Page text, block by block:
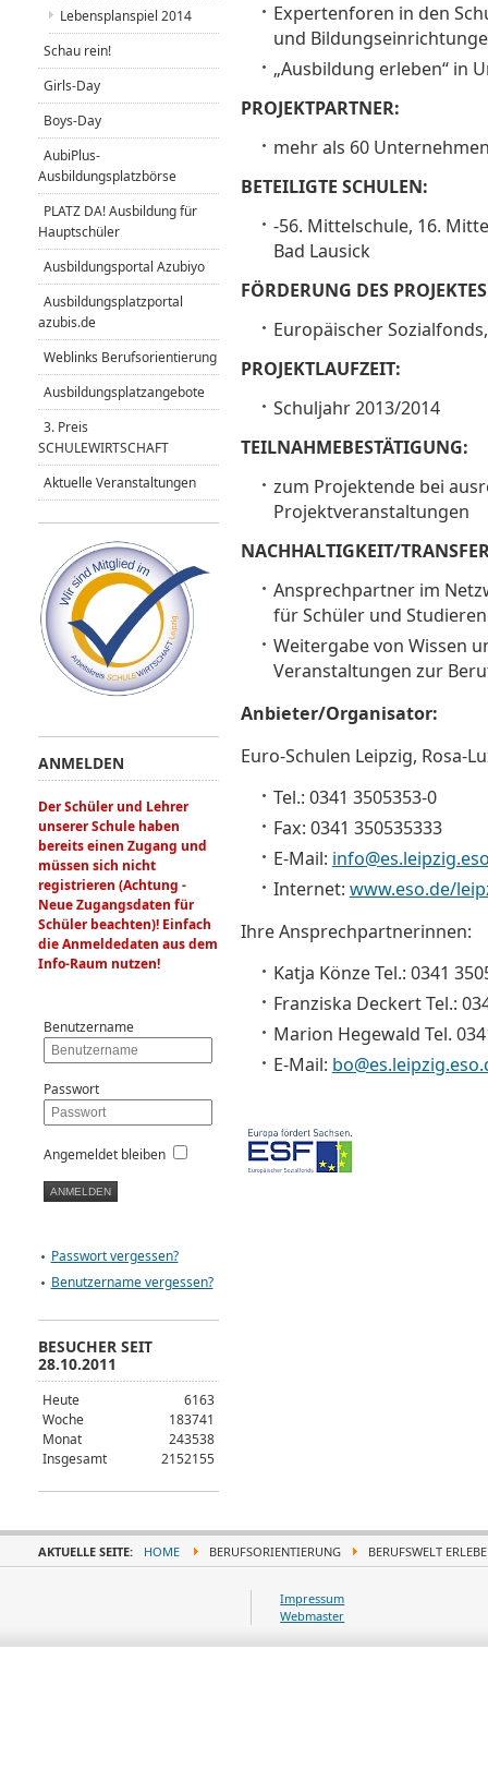
Expertenforen in den
und
„Ausbildung erleben“ in
PROJEKTPARTNER:
mehr als 60
BETEILIGTE SCHULEN:
-56. Mittelschule, 16.
Bad Lausick
FÖRDERUNG DES
Europäischer
PROJEKTLAUFZEIT:
Schuljahr 2013/2014
TEILNAHMEBESTÄTIGUNG:
zum Projektende bei
Projektveranstaltungen
NACHHALTIGKEIT/
Ansprechpartner im
für Schüler und
Weitergabe von Wissen
Veranstaltungen zur
Anbieter/Organisator:
Euro-Schulen Leipzig, Rosa-
Tel.: 0341 3505353-0
Fax: 0341 350535333
E-Mail:
Internet: www.eso.de/
Ihre Ansprechpartnerinnen:
Katja Könze Tel.: 0341
Franziska Deckert Tel.:
Marion Hegewald Tel.
E-Mail:
Lebensplanspiel 2014
Schau rein!
Girls-Day
Boys-Day
AubiPlus-
Ausbildungsplatzbörse
PLATZ DA! Ausbildung für
Hauptschüler
Ausbildungsportal Azubiyo
Ausbildungsplatzportal
azubis.de
Weblinks Berufsorientierung
Ausbildungsplatzangebote
3. Preis
SCHULEWIRTSCHAFT
Aktuelle Veranstaltungen
ANMELDEN
Der Schüler und Lehrer
unserer Schule haben
bereits einen Zugang und
müssen sich nicht
registrieren (Achtung -
Neue Zugangsdaten für
Schüler beachten)! Einfach
die Anmeldedaten aus dem
Info-Raum nutzen!
Benutzername
Passwort
Angemeldet bleiben
Passwort vergessen?
Benutzername vergessen?
BESUCHER SEIT
28.10.2011
Heute
6163
Woche
183741
Monat
243538
Insgesamt
2152155
AKTUELLE SEITE: HOME BERUFSORIENTIERUNG BERUFSWELT
Impressum
Webmaster